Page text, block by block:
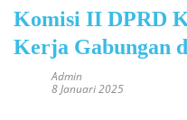
Komisi II DPRD
Kerja Gabungan
Admin
8 Januari 2025